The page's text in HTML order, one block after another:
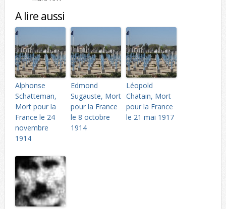
A lire aussi
Alphonse
Schatteman,
Mort pour la
France le 24
novembre
1914
Edmond
Sugauste, Mort
pour la France
le 8 octobre
1914
Léopold
Chatain, Mort
pour la France
le 21 mai 1917